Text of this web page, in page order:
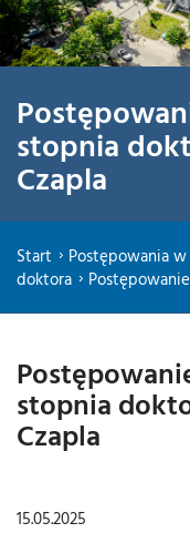
stopnia
Czapla
Start
Postępowania
doktora
stopnia
Czapla
15.05.2025